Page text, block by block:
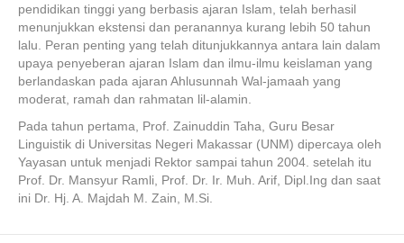
pendidikan tinggi yang berbasis ajaran Islam, telah berhasil
menunjukkan ekstensi dan peranannya kurang lebih 50 tahun
lalu. Peran penting yang telah ditunjukkannya antara lain dalam
upaya penyeberan ajaran Islam dan ilmu-ilmu keislaman yang
berlandaskan pada ajaran Ahlusunnah Wal-jamaah yang
moderat, ramah dan rahmatan lil-alamin.
Pada tahun pertama, Prof. Zainuddin Taha, Guru Besar
Linguistik di Universitas Negeri Makassar (UNM) dipercaya oleh
Yayasan untuk menjadi Rektor sampai tahun 2004. setelah itu
Prof. Dr. Mansyur Ramli, Prof. Dr. Ir. Muh. Arif, Dipl.Ing dan saat
ini Dr. Hj. A. Majdah M. Zain, M.Si.